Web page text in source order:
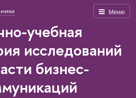
Меню
учебная
исследований
бизнес-